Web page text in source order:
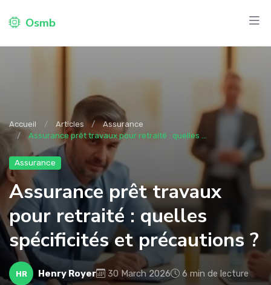
Osmb
Accueil Articles
Assurance
Assurance prêt travaux pour retraité : quelles ...
Assurance
Assurance prêt travaux
pour retraité : quelles
spécificités et précautions ?
HR Henry Royer 30 March 2026 6 min de lecture